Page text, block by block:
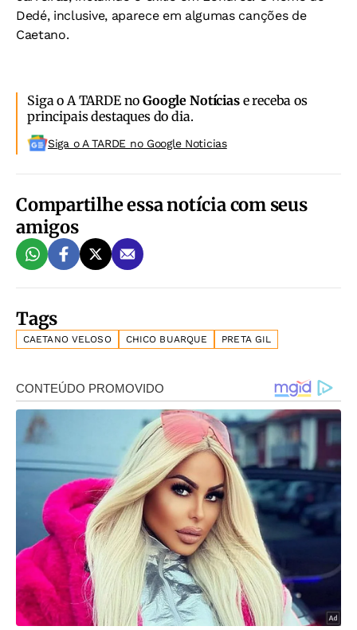
Dedé, inclusive, aparece em algumas canções de
Caetano.
Siga o A TARDE noGoogle Notíciase receba os
principais destaques do dia.
Siga o A TARDE no Google Noticias
Compartilhe essa notícia com seus
amigos
Tags
CAETANO VELOSO CHICO BUARQUE PRETA GIL